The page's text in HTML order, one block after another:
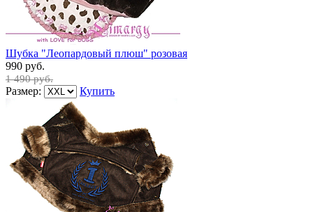
Шубка "Леопардовый плюш" розовая
990 руб.
1 490 руб.
Размер: Купить